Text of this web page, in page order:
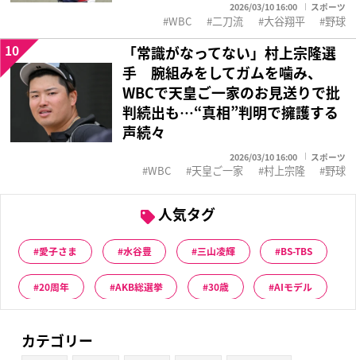
2026/03/10 16:00 スポーツ
WBC 二刀流 大谷翔平 野球
「常識がなってない」村上宗隆選
手 腕組みをしてガムを噛み、
WBCで天皇ご一家のお見送りで批
判続出も…“真相”判明で擁護する
声続々
2026/03/10 16:00 スポーツ
10
WBC 天皇ご一家 村上宗隆 野球
人気タグ
愛子さま 水谷豊 三山凌輝 BS-TBS
20周年 AKB総選挙 30歳 AIモデル
カテゴリー